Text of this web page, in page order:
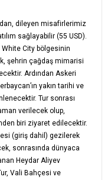
dileyen misafirlerimiz
sağlayabilir (55 USD).
City bölgesinin
şehrin çağdaş mimarisi
Ardından Askeri
yakın tarihi ve
Tur sonrası
verilecek olup,
biri ziyaret edilecektir.
(giriş dahil) gezilerek
sonrasında dünyaca
Heydar Aliyev
Vali Bahçesi ve